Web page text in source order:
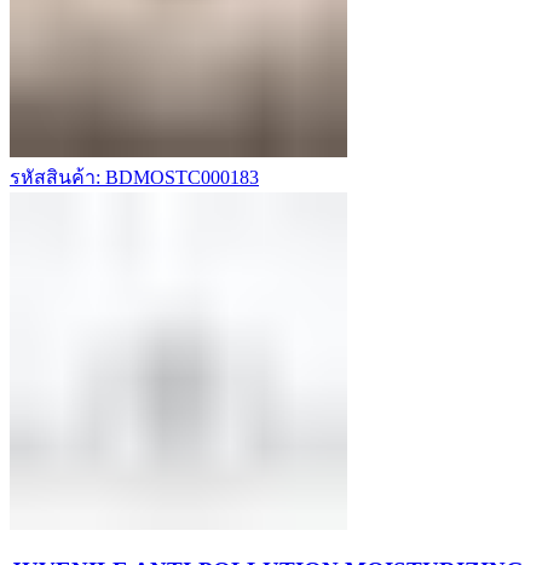
รหัสสินค้า: BDMOSTC000183